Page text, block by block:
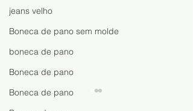
jeans velho
Boneca de pano sem molde
boneca de pano
Boneca de pano
Boneca de pano